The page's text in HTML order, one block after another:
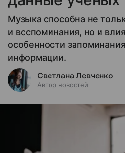
Музыка способна не
и воспоминания, но и
особенности
информации.
Светлана Левченко
Автор новостей